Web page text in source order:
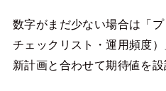
数字がまだ少ない場合は「
チェックリスト・運用頻度
新計画と合わせて期待値を設